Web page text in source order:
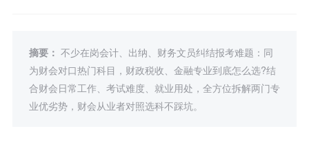
摘要： 不少在岗会计、出纳、财务文员纠结报考难题：同
为财会对口热门科目，财政税收、金融专业到底怎么选?结
合财会日常工作、考试难度、就业用处，全方位拆解两门专
业优劣势，财会从业者对照选科不踩坑。